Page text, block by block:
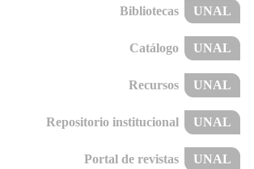
Bibliotecas UNAL
Catálogo UNAL
Recursos UNAL
Repositorio institucional UNAL
Portal de revistas UNAL